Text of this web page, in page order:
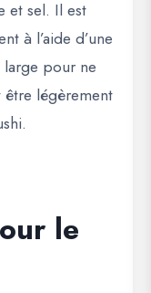
et sel. Il est
à l’aide d’une
pour ne
être légèrement
le